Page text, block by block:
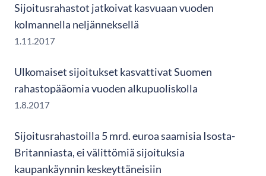
Sijoitusrahastot jatkoivat kasvuaan vuoden
kolmannella neljänneksellä
1.11.2017
Ulkomaiset sijoitukset kasvattivat Suomen
rahastopääomia vuoden alkupuoliskolla
1.8.2017
Sijoitusrahastoilla 5 mrd. euroa saamisia Isosta-
Britanniasta, ei välittömiä sijoituksia
kaupankäynnin keskeyttäneisiin